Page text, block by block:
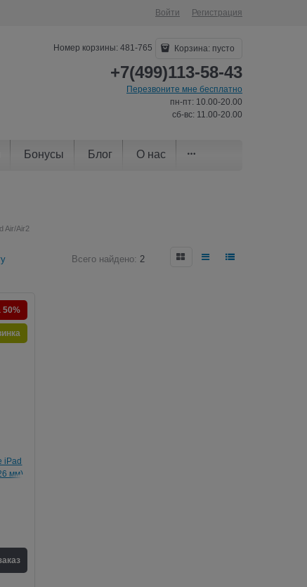
Войти Регистрация
Номер корзины: 481-765 Корзина: пусто
+7(499)113-58-43
Перезвоните мне бесплатно
пн-пт: 10.00-20.00
сб-вс: 11.00-20.00
Бонусы Блог О нас
Air/Air2
Всего найдено: 2
iPad
мм)
50%